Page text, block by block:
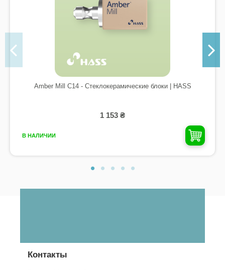
Amber Mill C14 - Стеклокерамические блоки | HASS
1 153 ₴
В НАЛИЧИИ
Контакты